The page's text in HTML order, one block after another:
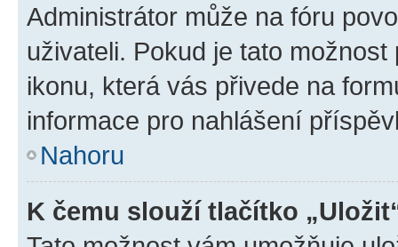
Administrátor může na fóru
uživateli. Pokud je tato
ikonu, která vás přivede na
informace pro nahlášení
Nahoru
K čemu slouží tlačítko